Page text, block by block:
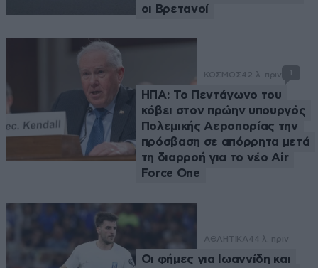
οι Βρετανοί
ΚΟΣΜΟΣ42 λ. πριν 1
ΗΠΑ: Το Πεντάγωνο του
κόβει στον πρώην υπουργός
Πολεμικής Αεροπορίας την
πρόσβαση σε απόρρητα μετά
τη διαρροή για το νέο Air
Force One
ΑΘΛΗΤΙΚΑ44 λ. πριν
Οι φήμες για Ιωαννίδη και